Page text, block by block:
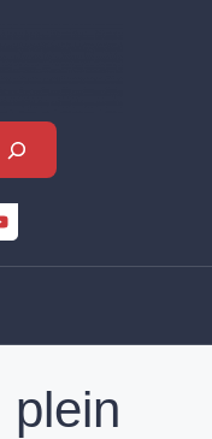
plein